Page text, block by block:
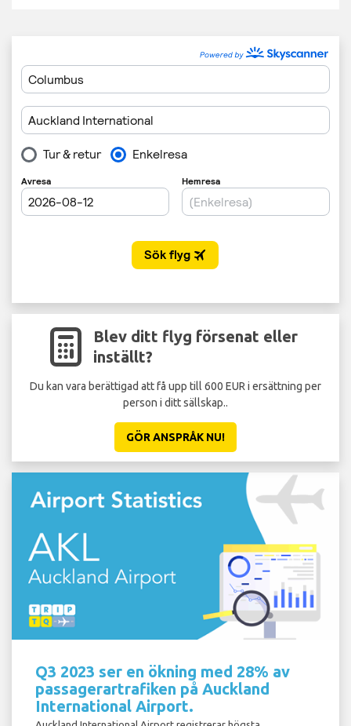
Blev ditt flyg försenat eller
inställt?
Du kan vara berättigad att få upp till 600 EUR i ersättning per
person i ditt sällskap..
GÖR ANSPRÅK NU!
Q3 2023 ser en ökning med 28% av
passagerartrafiken på Auckland
International Airport.